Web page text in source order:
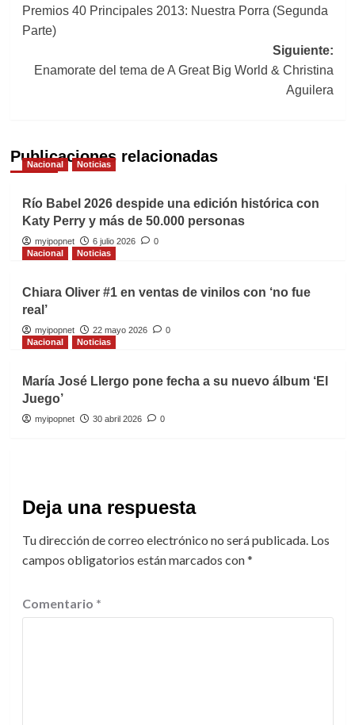
de
entradas
Premios 40 Principales 2013: Nuestra Porra (Segunda
Parte)
Siguiente:
Enamorate del tema de A Great Big World & Christina
Aguilera
Publicaciones relacionadas
Nacional Noticias
Río Babel 2026 despide una edición histórica con
Katy Perry y más de 50.000 personas
myipopnet 6 julio 2026
0
Nacional
Noticias
Chiara Oliver #1 en ventas de vinilos con ‘no fue
real’
myipopnet 22 mayo 2026
0
Nacional
Noticias
María José Llergo pone fecha a su nuevo álbum ‘El
Juego’
myipopnet 30 abril 2026 0
Deja una respuesta
Tu dirección de correo electrónico no será publicada. Los
campos obligatorios están marcados con*
Comentario *